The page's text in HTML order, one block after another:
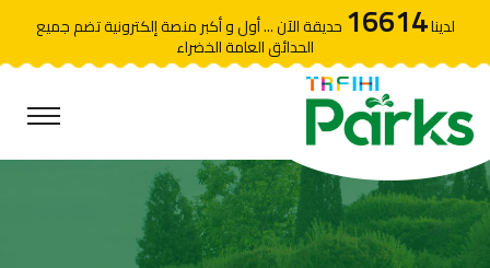
لدينا16614 حديقة الآن ... أول و أكبر منصة إلكترونية تضم جميع
الحدائق العامة الخضراء